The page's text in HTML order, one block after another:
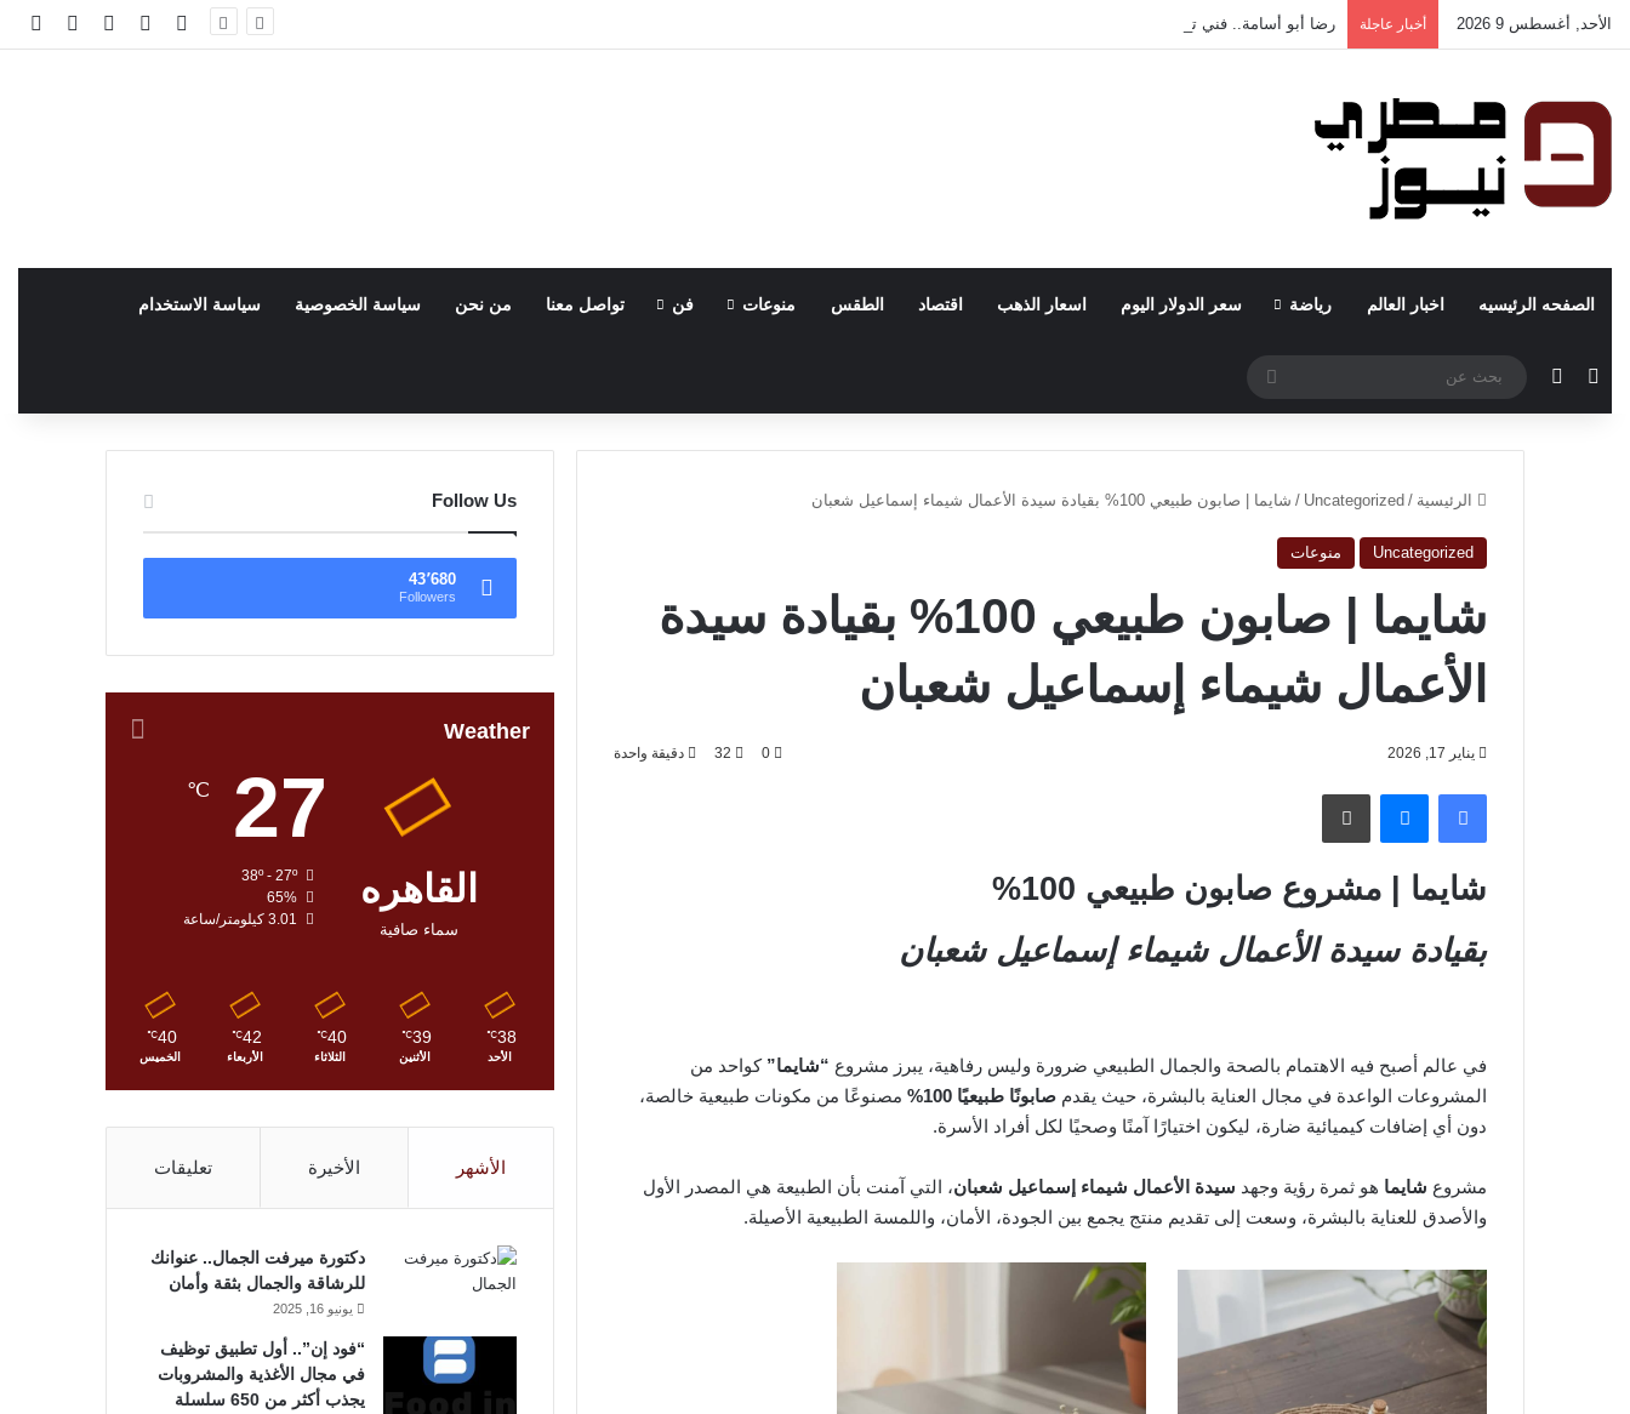
الأحد, أغسطس 9 2026 أخبار عاجلة رضا أبو أسامة.. فني تكييف مركزي وخدمات الدكت والمداخن بخبرة داخل مصر وخارجها فيسبوكfacebookتسجيلمقال
الصفحه الرئيسيه اخبار العالم رياضة سعر الدولار اليوم اسعار الذهب اقتصاد الطقس منوعات فن تواصل معنا من نحن سياسة الخصوصية سياسة الاستخدام
مقال عشوائي
الوضع المظلم
عن
الرئيسية /
Uncategorized
/ شايما | صابون طبيعي 100% بقيادة سيدة الأعمال شيماء إسماعيل شعبان
Uncategorized منوعات
شايما | صابون طبيعي 100% بقيادة سيدة
الأعمال شيماء إسماعيل شعبان
يناير 17, 2026 0
32 دقيقة واحدة
فيسبوك
شايما | مشروع صابون طبيعي 100%
بقيادة سيدة الأعمال شيماء إسماعيل شعبان
في عالم أصبح فيه الاهتمام بالصحة والجمال الطبيعي ضرورة وليس رفاهية، يبرز مشروع “شايما” كواحد من
المشروعات الواعدة في مجال العناية بالبشرة، حيث يقدم صابونًا طبيعيًا 100%
مصنوعًا من مكونات طبيعية خالصة،
دون أي إضافات كيميائية ضارة، ليكون اختيارًا آمنًا وصحيًا لكل أفراد الأسرة.
مشروع شايما هو ثمرة رؤية وجهد سيدة الأعمال شيماء إسماعيل شعبان، التي آمنت بأن الطبيعة هي المصدر الأول
والأصدق للعناية بالبشرة، وسعت إلى تقديم منتج يجمع بين الجودة، الأمان، واللمسة الطبيعية الأصيلة.
Follow Us
43٬680
Followers
Weather
القاهره
سماء صافية
27
℃
38º - 27º
65%
3.01 كيلومتر/ساعة
38
℃
الأحد
39
℃
الأثنين
40
℃
الثلاثاء
42
℃
الأربعاء
40
℃
الخميس
الأشهر الأخيرة تعليقات
دكتورة ميرفت الجمال.. عنوانك
للرشاقة والجمال بثقة وأمان
يونيو 16, 2025
“فود إن”.. أول تطبيق توظيف
في مجال الأغذية والمشروبات
يجذب أكثر من 650 سلسلة